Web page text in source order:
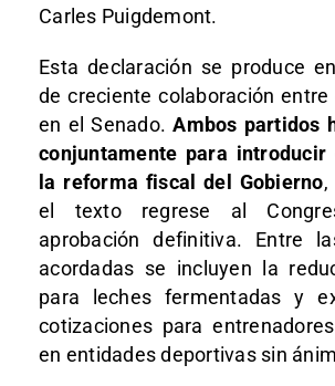
Carles Puigdemont.
Esta declaración se produce
de creciente colaboración
en el Senado.Ambos partidos
conjuntamente para introducir
la reforma fiscal del Gobierno,
el texto regrese al
aprobación definitiva. Entre
acordadas se incluyen la
para leches fermentadas y
cotizaciones para
en entidades deportivas sin